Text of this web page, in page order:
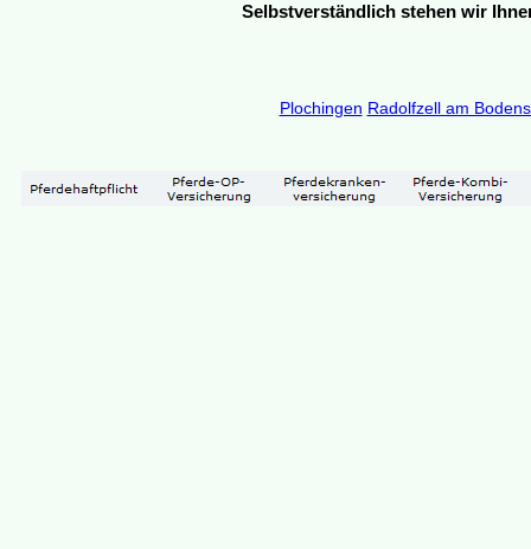
Selbstverständlich stehen wir
Plochingen Radolfzell am